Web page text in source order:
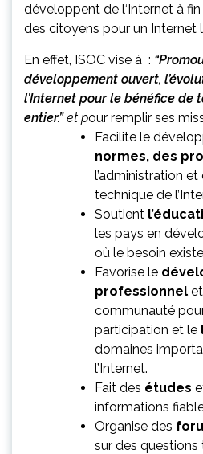
développent de l‘Internet à
des citoyens pour un Internet
En effet, ISOC vise à :
développement ouvert,
l’Internet pour le bénéfice de
entier.”et pour remplir ses
Facilite le
normes, des
l’administration et
technique de
Soutient
les pays en
où le besoin
Favorise le
professionnel
communauté
participation et le
domaines
l’Internet.
Fait des études
informations
Organise des
sur des questions